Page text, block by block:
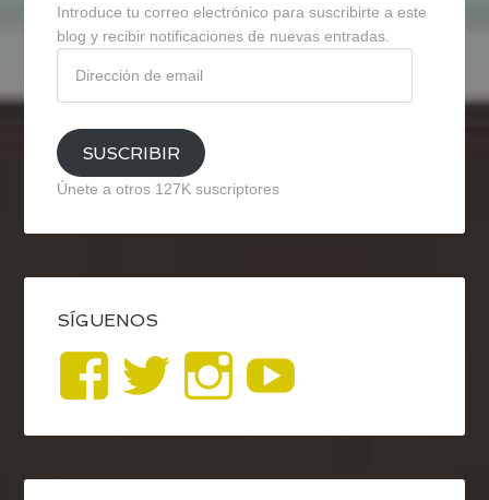
Introduce tu correo electrónico para suscribirte a este
blog y recibir notificaciones de nuevas entradas.
email
SUSCRIBIR
Únete a otros 127K suscriptores
SÍGUENOS
Ver
perfil
de
Ver
perfil
de
Ver
perfil
de